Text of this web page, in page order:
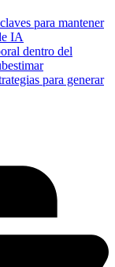
para mantener
IA
dentro del
para generar